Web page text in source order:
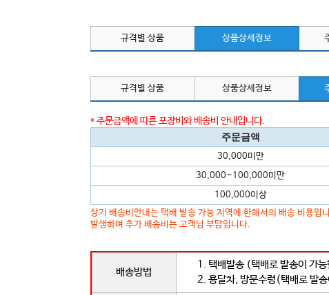
규격별 상품 상품상세정보
규격별 상품 상품상세정보
* 주문금액에 따른 포장비와 배송비 안내입니다.
주문금액
30,000미만
30,000~100,000미만
100,000이상
상기 배송비안내는 택배 발송 가능 지역에 한해서의 배송 비용
발생하며 추가 배송비는 고객님 부담입니다.
배송방법
1. 택배발송 (택배로 발송이 가
2. 용달차, 방문수령(택배로 발